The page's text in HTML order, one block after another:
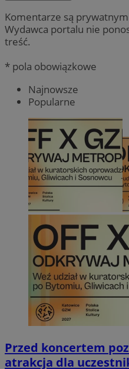
Komentarze są
Wydawca portalu nie
treść.
* pola obowiązkowe
Najnowsze
Popularne
Przed koncertem
atrakcja dla